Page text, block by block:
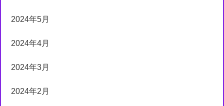
2024年5月
2024年4月
2024年3月
2024年2月